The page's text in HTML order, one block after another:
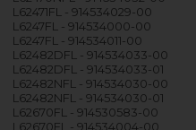
L62471FL - 914534029-00
L6247FL - 914534000-00
L6247FL - 914534011-00
L62482DFL - 914534033-00
L62482DFL - 914534033-01
L62482NFL - 914534030-00
L62482NFL - 914534030-01
L62670FL - 914530583-00
L62670FL - 914534004-00